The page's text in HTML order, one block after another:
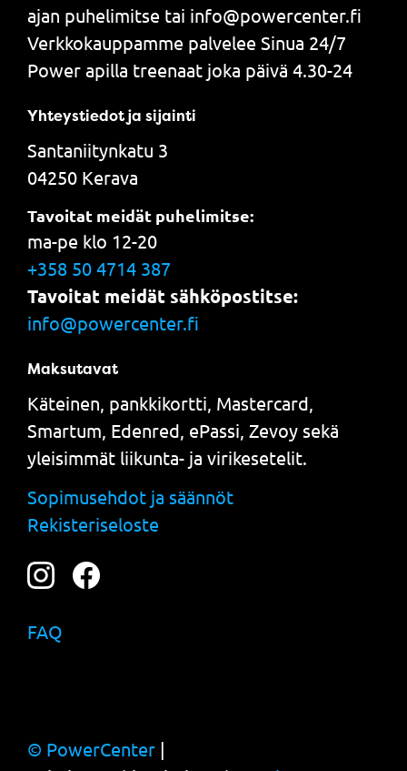
ajan puhelimitse tai info@powercenter.fi
Verkkokauppamme palvelee Sinua 24/7
Power apilla treenaat joka päivä 4.30-24
Yhteystiedot ja sijainti
Santaniitynkatu 3
04250 Kerava
Tavoitat meidät puhelimitse:
ma-pe klo 12-20
+358 50 4714 387
Tavoitat meidät sähköpostitse:
info@powercenter.fi
Maksutavat
Käteinen, pankkikortti, Mastercard,
Smartum, Edenred, ePassi, Zevoy sekä
yleisimmät liikunta- ja virikesetelit.
Sopimusehdot ja säännöt
Rekisteriseloste
FAQ
© PowerCenter |